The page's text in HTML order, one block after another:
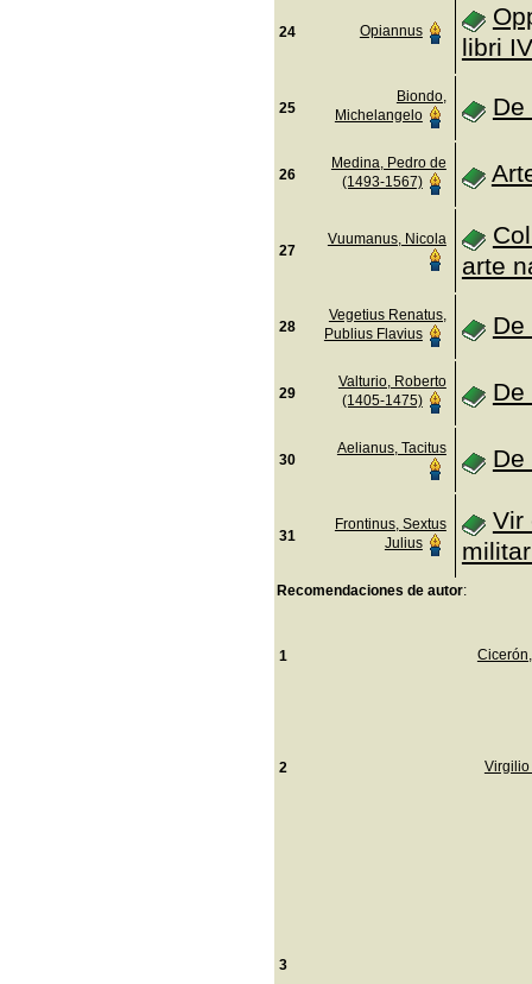
24 Opiannus
libri IV
25
Biondo,
Michelangelo
De
26
Medina, Pedro de
(1493-1567)
27
Vuumanus, Nicola
arte
28
Vegetius Renatus,
Publius Flavius
De
29
Valturio, Roberto
(1405-1475)
De
30
Aelianus, Tacitus De
31
Frontinus, Sextus
Julius
Vir
Recomendaciones de autor:
1
2 Virgilio
3